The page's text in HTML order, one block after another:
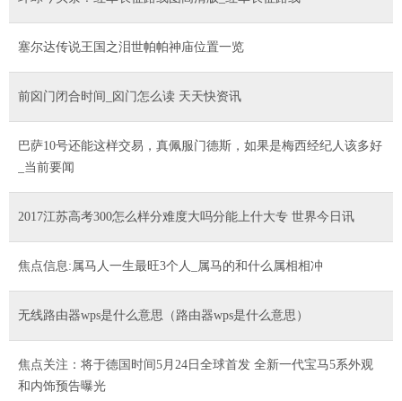
塞尔达传说王国之泪世帕帕神庙位置一览
前囟门闭合时间_囟门怎么读 天天快资讯
巴萨10号还能这样交易，真佩服门德斯，如果是梅西经纪人该多好
_当前要闻
2017江苏高考300怎么样分难度大吗分能上什大专 世界今日讯
焦点信息:属马人一生最旺3个人_属马的和什么属相相冲
无线路由器wps是什么意思（路由器wps是什么意思）
焦点关注：将于德国时间5月24日全球首发 全新一代宝马5系外观
和内饰预告曝光